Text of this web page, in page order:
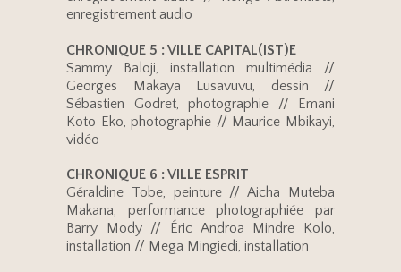
enregistrement audio
CHRONIQUE 5 : VILLE CAPITAL(IST)E
Sammy Baloji, installation multimédia //
Georges Makaya Lusavuvu, dessin //
Sébastien Godret, photographie // Emani
Koto Eko, photographie // Maurice Mbikayi,
vidéo
CHRONIQUE 6 : VILLE ESPRIT
Géraldine Tobe, peinture // Aicha Muteba
Makana, performance photographiée par
Barry Mody // Éric Androa Mindre Kolo,
installation // Mega Mingiedi, installation